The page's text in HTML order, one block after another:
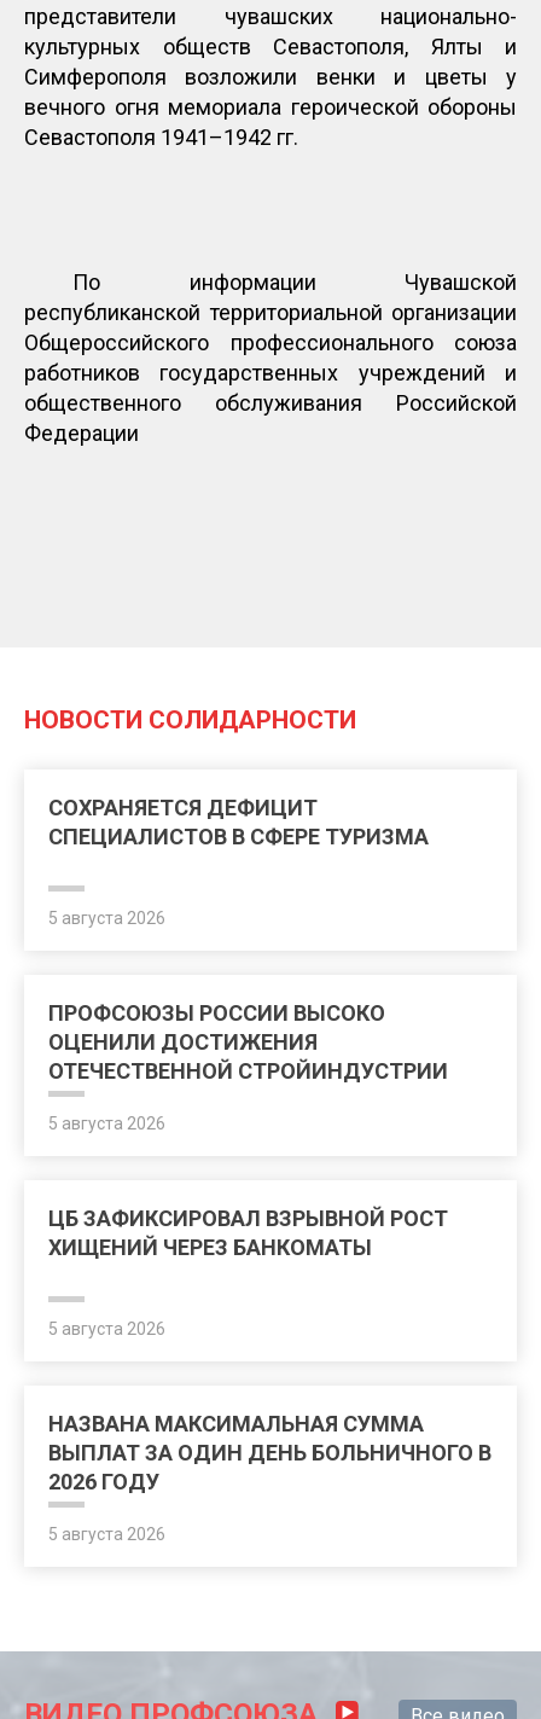
представители чувашских национально-
культурных обществ Севастополя, Ялты и
Симферополя возложили венки и цветы у
вечного огня мемориала героической обороны
Севастополя 1941–1942 гг.
По информации Чувашской
республиканской территориальной организации
Общероссийского профессионального союза
работников государственных учреждений и
общественного обслуживания Российской
Федерации
НОВОСТИ СОЛИДАРНОСТИ
СОХРАНЯЕТСЯ ДЕФИЦИТ
СПЕЦИАЛИСТОВ В СФЕРЕ ТУРИЗМА
5 августа 2026
ПРОФСОЮЗЫ РОССИИ ВЫСОКО
ОЦЕНИЛИ ДОСТИЖЕНИЯ
ОТЕЧЕСТВЕННОЙ СТРОЙИНДУСТРИИ
5 августа 2026
ЦБ ЗАФИКСИРОВАЛ ВЗРЫВНОЙ РОСТ
ХИЩЕНИЙ ЧЕРЕЗ БАНКОМАТЫ
5 августа 2026
НАЗВАНА МАКСИМАЛЬНАЯ СУММА
ВЫПЛАТ ЗА ОДИН ДЕНЬ БОЛЬНИЧНОГО В
2026 ГОДУ
5 августа 2026